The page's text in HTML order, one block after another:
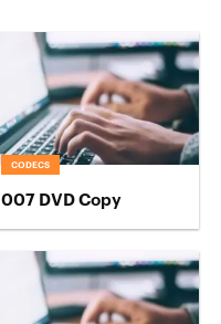
CODECS
007 DVD Copy